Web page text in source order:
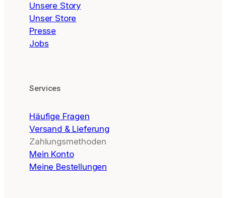
Unsere Story
Unser Store
Presse
Jobs
Services
Häufige Fragen
Versand & Lieferung
Zahlungsmethoden
Mein Konto
Meine Bestellungen